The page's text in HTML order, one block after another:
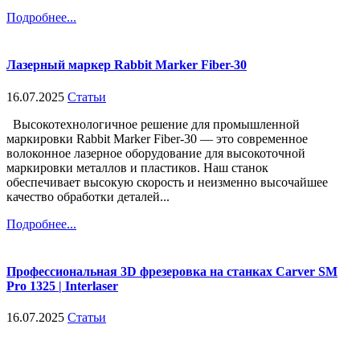
Подробнее...
Лазерный маркер Rabbit Marker Fiber-30
16.07.2025 Статьи
Высокотехнологичное решение для промышленной
маркировки Rabbit Marker Fiber-30 — это современное
волоконное лазерное оборудование для высокоточной
маркировки металлов и пластиков. Наш станок
обеспечивает высокую скорость и неизменно высочайшее
качество обработки деталей...
Подробнее...
Профессиональная 3D фрезеровка на станках Carver SM
Pro 1325 | Interlaser
16.07.2025 Статьи